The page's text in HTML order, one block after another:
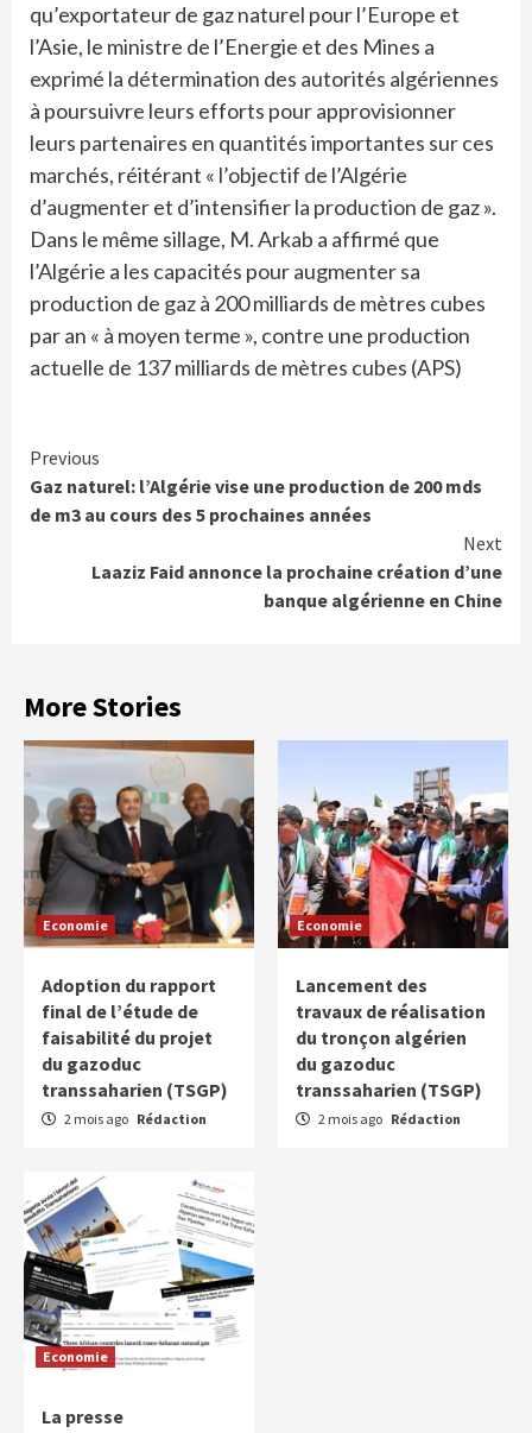
qu’exportateur de gaz naturel pour l’Europe et
l’Asie, le ministre de l’Energie et des Mines a
exprimé la détermination des autorités algériennes
à poursuivre leurs efforts pour approvisionner
leurs partenaires en quantités importantes sur ces
marchés, réitérant « l’objectif de l’Algérie
d’augmenter et d’intensifier la production de gaz ».
Dans le même sillage, M. Arkab a affirmé que
l’Algérie a les capacités pour augmenter sa
production de gaz à 200 milliards de mètres cubes
par an « à moyen terme », contre une production
actuelle de 137 milliards de mètres cubes (APS)
Continue
Reading
Previous
Gaz naturel: l’Algérie vise une production de 200 mds
de m3 au cours des 5 prochaines années
Next
Laaziz Faid annonce la prochaine création d’une
banque algérienne en Chine
More Stories
Economie
Adoption du rapport
final de l’étude de
faisabilité du projet
du gazoduc
transsaharien (TSGP)
2 mois ago Rédaction
Economie
Lancement des
travaux de réalisation
du tronçon algérien
du gazoduc
transsaharien (TSGP)
2 mois ago Rédaction
Economie
La presse